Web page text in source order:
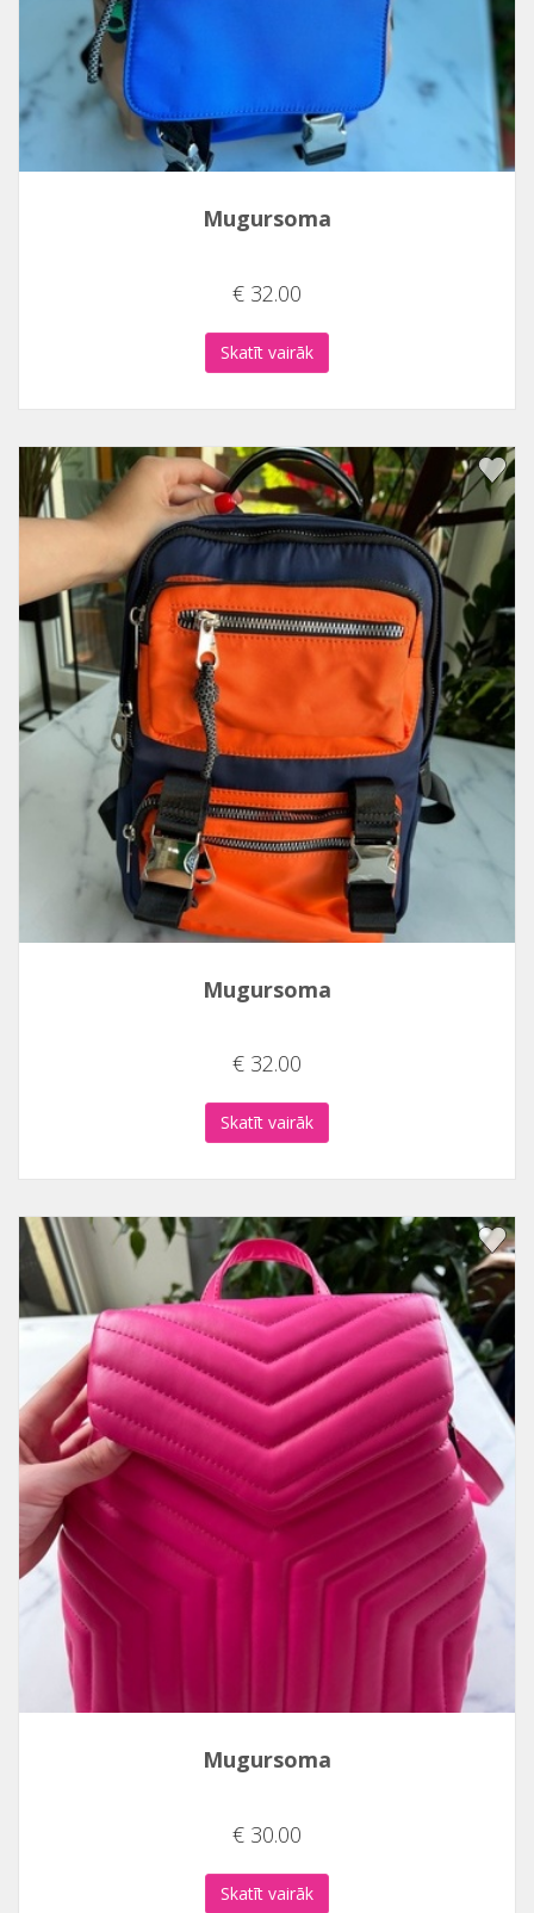
Mugursoma
€ 32.00
Skatīt vairāk
Mugursoma
€ 32.00
Skatīt vairāk
Mugursoma
€ 30.00
Skatīt vairāk